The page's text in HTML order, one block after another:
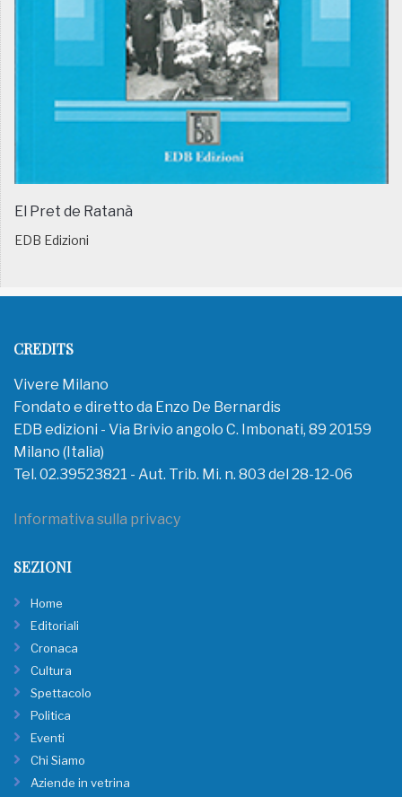
El Pret de Ratanà
EDB Edizioni
CREDITS
Vivere Milano
Fondato e diretto da Enzo De Bernardis
EDB edizioni - Via Brivio angolo C. Imbonati, 89 20159
Milano (Italia)
Tel. 02.39523821 - Aut. Trib. Mi. n. 803 del 28-12-06
Informativa sulla privacy
SEZIONI
Home
Editoriali
Cronaca
Cultura
Spettacolo
Politica
Eventi
Chi Siamo
Aziende in vetrina